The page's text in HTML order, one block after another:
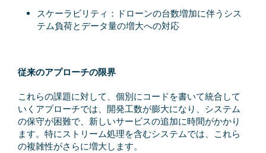
スケーラビリティ：ドローンの台数増加に伴うシス
テム負荷とデータ量の増大への対応
従来のアプローチの限界
これらの課題に対して、個別にコードを書いて統合して
いくアプローチでは、開発工数が膨大になり、システム
の保守が困難で、新しいサービスの追加に時間がかかり
ます。特にストリーム処理を含むシステムでは、これら
の複雑性がさらに増大します。